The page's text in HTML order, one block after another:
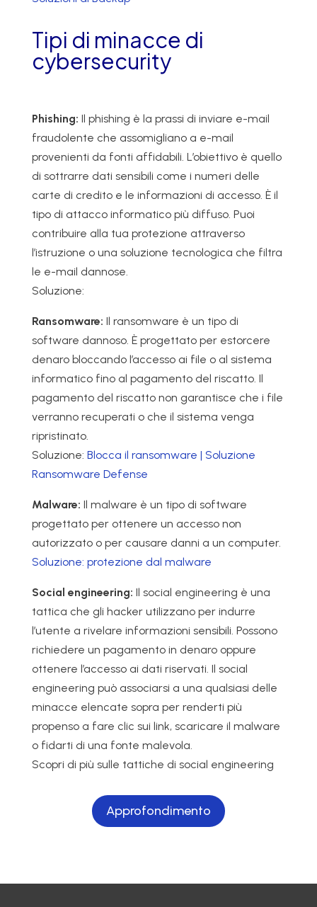
Tipi di minacce di
cybersecurity
Phishing: Il phishing è la prassi di inviare e-mail
fraudolente che assomigliano a e-mail
provenienti da fonti affidabili. L’obiettivo è quello
di sottrarre dati sensibili come i numeri delle
carte di credito e le informazioni di accesso. È il
tipo di attacco informatico più diffuso. Puoi
contribuire alla tua protezione attraverso
l’istruzione o una soluzione tecnologica che filtra
le e-mail dannose.
Soluzione:
Ransomware: Il ransomware è un tipo di
software dannoso. È progettato per estorcere
denaro bloccando l’accesso ai file o al sistema
informatico fino al pagamento del riscatto. Il
pagamento del riscatto non garantisce che i file
verranno recuperati o che il sistema venga
ripristinato.
Soluzione: Blocca il ransomware | Soluzione
Ransomware Defense
Malware: Il malware è un tipo di software
progettato per ottenere un accesso non
autorizzato o per causare danni a un computer.
Soluzione: protezione dal malware
Social engineering: Il social engineering è una
tattica che gli hacker utilizzano per indurre
l’utente a rivelare informazioni sensibili. Possono
richiedere un pagamento in denaro oppure
ottenere l’accesso ai dati riservati. Il social
engineering può associarsi a una qualsiasi delle
minacce elencate sopra per renderti più
propenso a fare clic sui link, scaricare il malware
o fidarti di una fonte malevola.
Scopri di più sulle tattiche di social engineering
Approfondimento